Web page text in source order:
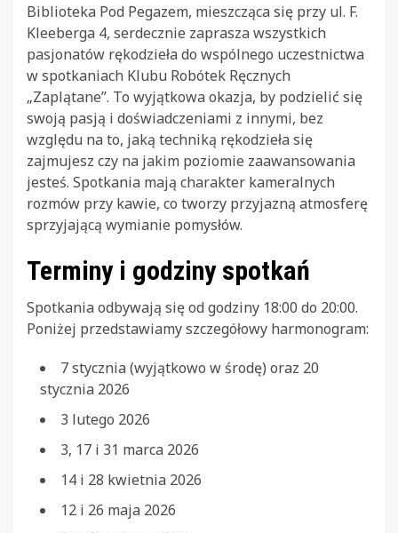
Biblioteka Pod Pegazem, mieszcząca się przy ul. F.
Kleeberga 4, serdecznie zaprasza wszystkich
pasjonatów rękodzieła do wspólnego uczestnictwa
w spotkaniach Klubu Robótek Ręcznych
„Zaplątane”. To wyjątkowa okazja, by podzielić się
swoją pasją i doświadczeniami z innymi, bez
względu na to, jaką techniką rękodzieła się
zajmujesz czy na jakim poziomie zaawansowania
jesteś. Spotkania mają charakter kameralnych
rozmów przy kawie, co tworzy przyjazną atmosferę
sprzyjającą wymianie pomysłów.
Terminy i godziny spotkań
Spotkania odbywają się od godziny 18:00 do 20:00.
Poniżej przedstawiamy szczegółowy harmonogram:
7 stycznia (wyjątkowo w środę) oraz 20
stycznia 2026
3 lutego 2026
3, 17 i 31 marca 2026
14 i 28 kwietnia 2026
12 i 26 maja 2026